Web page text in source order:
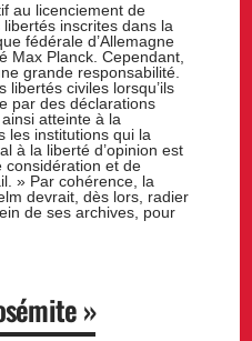
au licenciement de
inscrites dans la
fédérale d’Allemagne
Max Planck. Cependant,
grande responsabilité.
libertés civiles lorsqu’ils
par des déclarations
atteinte à la
les institutions qui la
à la liberté d’opinion est
considération et de
» Par cohérence, la
devrait, dès lors, radier
de ses archives, pour
»